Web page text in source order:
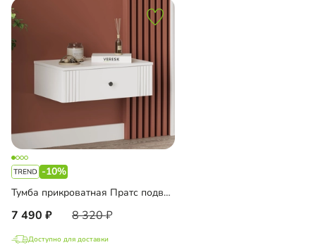
-10%
Тумба прикроватная Пратс подвесная
7 490 8 320
Доступно для доставки